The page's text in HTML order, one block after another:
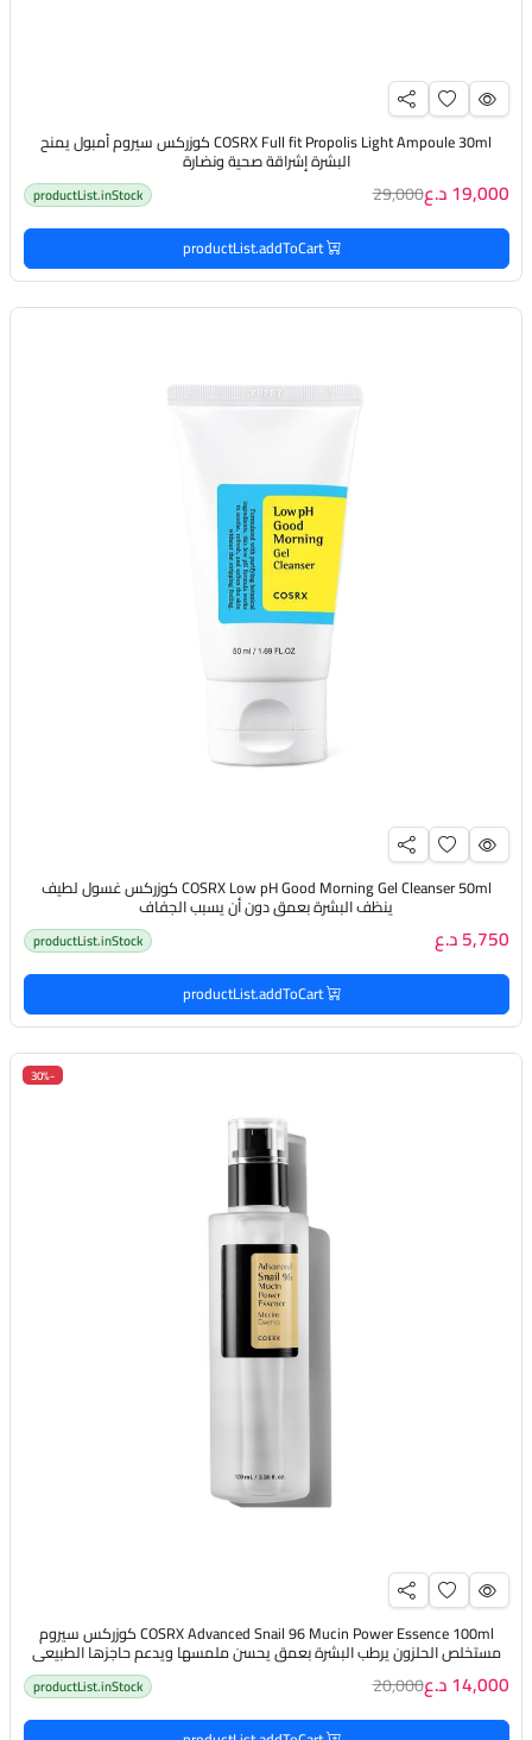
COSRX Full fit Propolis Light Ampoule 30ml كوزركس سيروم أمبول يمنح
البشرة إشراقة صحية ونضارة
19,000 د.ع 29,000
productList.inStock
productList.addToCart
COSRX Low pH Good Morning Gel Cleanser 50ml كوزركس غسول لطيف
ينظف البشرة بعمق دون أن يسبب الجفاف
5,750 د.ع productList.inStock
productList.addToCart
-30%
COSRX Advanced Snail 96 Mucin Power Essence 100ml كوزركس سيروم
مستخلص الحلزون يرطب البشرة بعمق يحسن ملمسها ويدعم حاجزها الطبيعي
14,000 د.ع 20,000
productList.inStock